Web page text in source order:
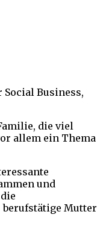
Social Business,
die viel
allem ein Thema
und
Mutter